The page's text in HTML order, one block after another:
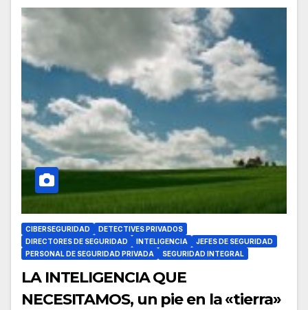
CIBERSEGURIDAD
DETECTIVES PRIVADOS
DIRECTORES DE SEGURIDAD
INTELIGENCIA
JEFES DE SEGURIDAD
PERSONAL DE SEGURIDAD PRIVADA
SEGURIDAD INTEGRAL
LA INTELIGENCIA QUE
NECESITAMOS, un pie en la «tierra»